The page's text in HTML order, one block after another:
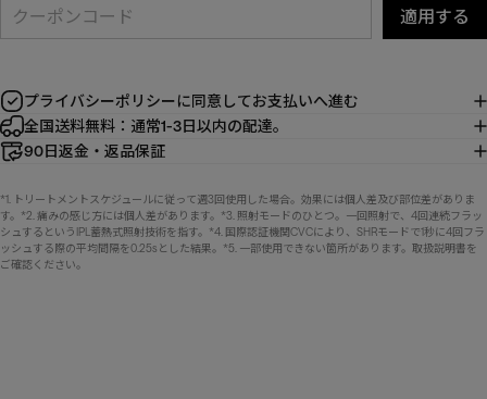
適用する
プライバシーポリシーに同意してお支払いへ進む
全国送料無料：通常1-3日以内の配達。
90日返金・返品保証
*1. トリートメントスケジュールに従って週3回使用した場合。効果には個人差及び部位差がありま
す。*2. 痛みの感じ方には個人差があります。*3. 照射モードのひとつ。一回照射で、4回連続フラッ
シュするというIPL蓄熱式照射技術を指す。*4. 国際認証機関CVCにより、SHRモードで1秒に4回フラ
ッシュする際の平均間隔を0.25sとした結果。*5. 一部使用できない箇所があります。取扱説明書を
ご確認ください。